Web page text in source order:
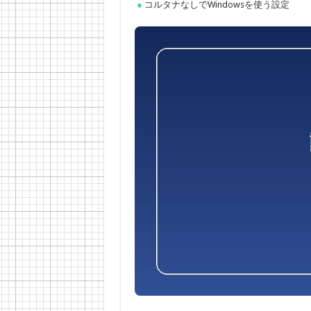
コルタナなしでWindowsを使う設定